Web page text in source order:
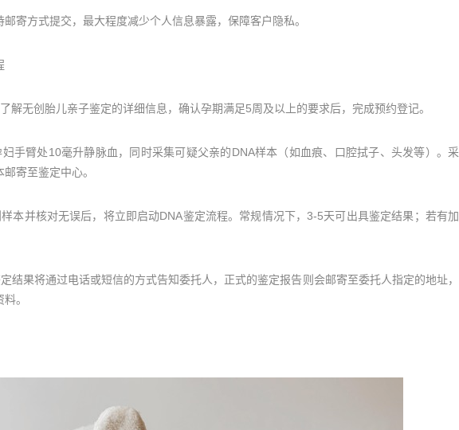
方式提交，最大程度减少个人信息暴露，保障客户隐私。
无创胎儿亲子鉴定的详细信息，确认孕期满足5周及以上的要求后，完成预约登记。
臂处10毫升静脉血，同时采集可疑父亲的DNA样本（如血痕、口腔拭子、头发等）。采
寄至鉴定中心。
并核对无误后，将立即启动DNA鉴定流程。常规情况下，3-5天可出具鉴定结果；若有加
果将通过电话或短信的方式告知委托人，正式的鉴定报告则会邮寄至委托人指定的地址，
。